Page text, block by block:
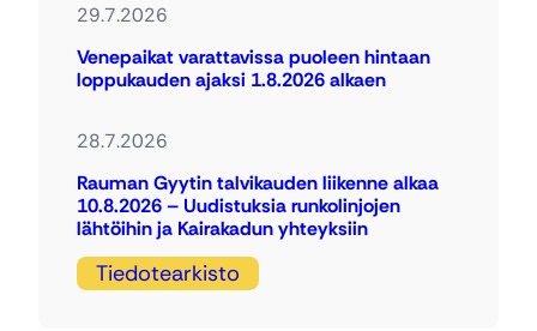
29.7.2026
Venepaikat varattavissa puoleen hintaan
loppukauden ajaksi 1.8.2026 alkaen
28.7.2026
Rauman Gyytin talvikauden liikenne alkaa
10.8.2026 – Uudistuksia runkolinjojen
lähtöihin ja Kairakadun yhteyksiin
Tiedotearkisto